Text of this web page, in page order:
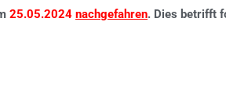
25.05.2024nachgefahren. Dies betrifft